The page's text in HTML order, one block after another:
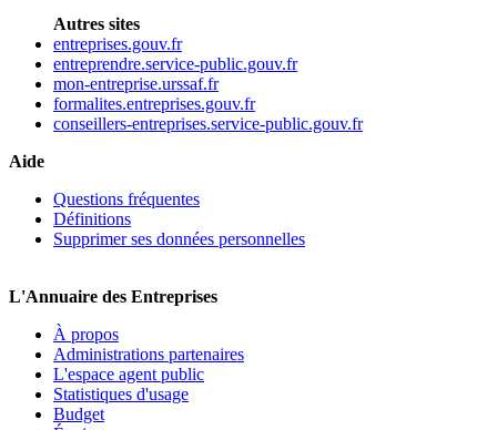
Autres sites
entreprises.gouv.fr
entreprendre.service-public.gouv.fr
mon-entreprise.urssaf.fr
formalites.entreprises.gouv.fr
conseillers-entreprises.service-public.gouv.fr
Aide
Questions fréquentes
Définitions
Supprimer ses données personnelles
L'Annuaire des Entreprises
À propos
Administrations partenaires
L'espace agent public
Statistiques d'usage
Budget